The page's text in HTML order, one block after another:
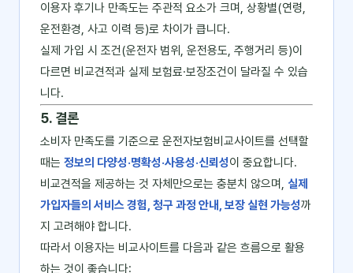
이용자 후기나 만족도는 주관적 요소가 크며, 상황별(연령,
운전환경, 사고 이력 등)로 차이가 큽니다.
실제 가입 시 조건(운전자 범위, 운전용도, 주행거리 등)이
다르면 비교견적과 실제 보험료·보장조건이 달라질 수 있습
니다.
5. 결론
소비자 만족도를 기준으로 운전자보험비교사이트를 선택할
때는 정보의 다양성·명확성·사용성·신뢰성이 중요합니다.
비교견적을 제공하는 것 자체만으로는 충분치 않으며, 실제
가입자들의 서비스 경험, 청구 과정 안내, 보장 실현 가능성까
지 고려해야 합니다.
따라서 이용자는 비교사이트를 다음과 같은 흐름으로 활용
하는 것이 좋습니다: